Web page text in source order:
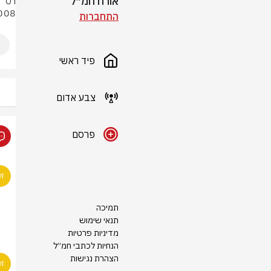
התחברות
פיד ראשי
צבע אדום
פרסם
תמיכה
תנאי שימוש
מדיניות פרטיות
הנחיות לכתבי חמ״ל
הצהרת נגישות
7008, עוצבת חצי האש (551),